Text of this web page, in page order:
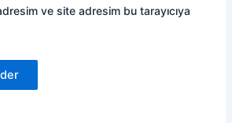
ve site adresim bu tarayıcıya